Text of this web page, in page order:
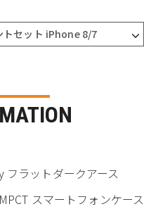
トセット iPhone 8/7
ラットダークアース
スマートフォンケース